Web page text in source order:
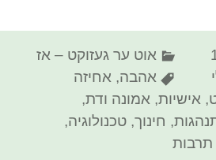
קטגוריות
אוט ער געזוקט – אז
תגיות
אהבה, אחיזה
, אישיות, אמונה ודת,
, חינוך,טכנולוגיה,
תרבות